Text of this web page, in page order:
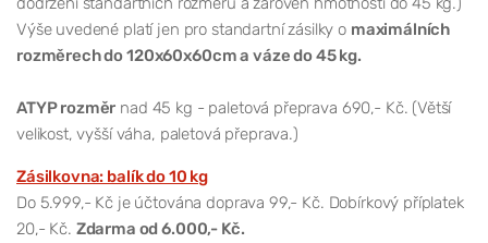
Výše uvedené platí jen pro standartní zásilky o maximálních
rozměrech do 120x60x60cm a váze do 45 kg.
ATYP rozměr nad 45 kg - paletová přeprava 690,- Kč. (Větší
velikost, vyšší váha, paletová přeprava.)
Zásilkovna: balík do 10 kg
Do 5.999,- Kč je účtována doprava 99,- Kč. Dobírkový příplatek
20,- Kč. Zdarma od 6.000,- Kč.